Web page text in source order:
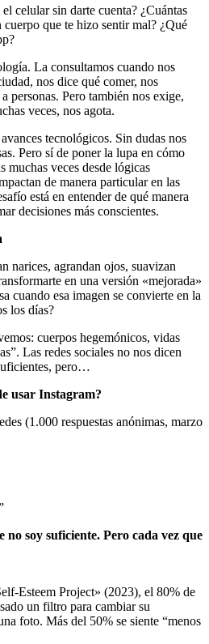
celular sin darte cuenta? ¿Cuántas
que te hizo sentir mal? ¿Qué
La consultamos cuando nos
nos dice qué comer, nos
personas. Pero también nos exige,
veces, nos agota.
tecnológicos. Sin dudas nos
Pero sí de poner la lupa en cómo
muchas veces desde lógicas
de manera particular en las
está en entender de qué manera
decisiones más conscientes.
narices, agrandan ojos, suavizan
en una versión «mejorada»
cuando esa imagen se convierte en la
los días?
cuerpos hegemónicos, vidas
Las redes sociales no nos dicen
pero…
usar Instagram?
(1.000 respuestas anónimas, marzo
no soy suficiente. Pero cada vez que
Esteem Project» (2023), el 80% de
un filtro para cambiar su
foto. Más del 50% se siente “menos